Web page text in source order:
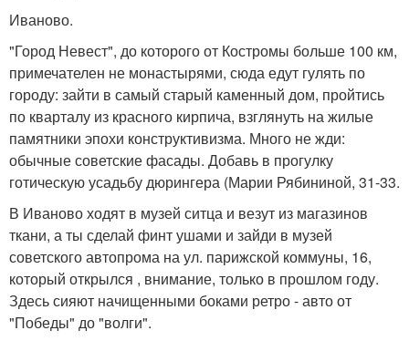
Иваново.
"Город Невест", до которого от Костромы больше 100 км,
примечателен не монастырями, сюда едут гулять по
городу: зайти в самый старый каменный дом, пройтись
по кварталу из красного кирпича, взглянуть на жилые
памятники эпохи конструктивизма. Много не жди:
обычные советские фасады. Добавь в прогулку
готическую усадьбу дюрингера (Марии Рябининой, 31-33.
В Иваново ходят в музей ситца и везут из магазинов
ткани, а ты сделай финт ушами и зайди в музей
советского автопрома на ул. парижской коммуны, 16,
который открылся , внимание, только в прошлом году.
Здесь сияют начищенными боками ретро - авто от
"Победы" до "волги".